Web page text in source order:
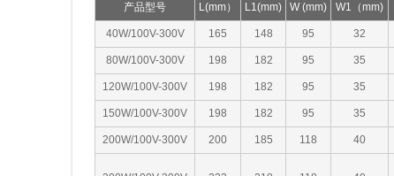
产品型号 L(mm） L1(mm) W (mm) W1（mm)
40W/100V-300V 165 148 95 32
80W/100V-300V 198 182 95 35
120W/100V-300V 198 182 95 35
150W/100V-300V 198 182 95 35
200W/100V-300V 200 185 118 40